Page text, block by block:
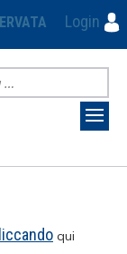
Login
qui